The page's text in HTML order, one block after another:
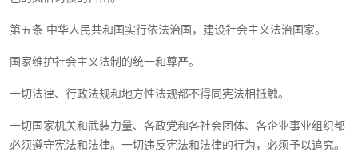
第五条 中华人民共和国实行依法治国，建设社会主义法治国家。
国家维护社会主义法制的统一和尊严。
一切法律、行政法规和地方性法规都不得同宪法相抵触。
一切国家机关和武装力量、各政党和各社会团体、各企业事业组织都
必须遵守宪法和法律。一切违反宪法和法律的行为，必须予以追究。